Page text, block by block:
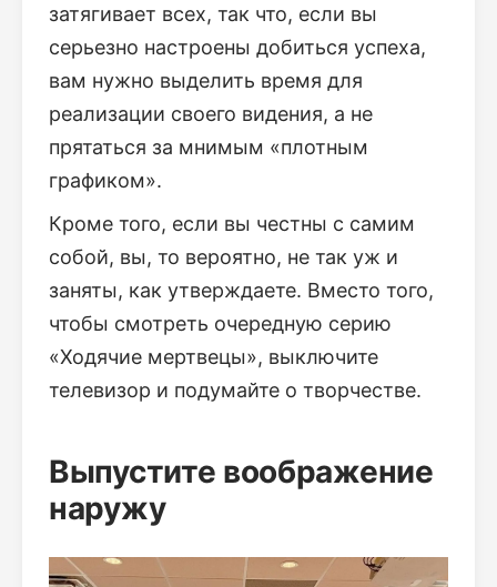
затягивает всех, так что, если вы
серьезно настроены добиться успеха,
вам нужно выделить время для
реализации своего видения, а не
прятаться за мнимым «плотным
графиком».
Кроме того, если вы честны с самим
собой, вы, то вероятно, не так уж и
заняты, как утверждаете. Вместо того,
чтобы смотреть очередную серию
«Ходячие мертвецы», выключите
телевизор и подумайте о творчестве.
Выпустите воображение
наружу